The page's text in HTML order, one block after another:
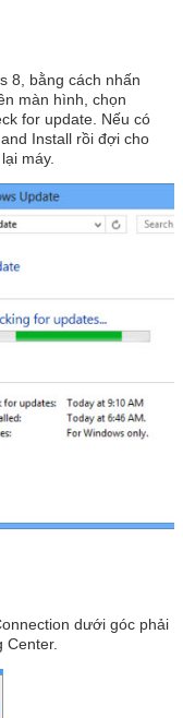
8, bằng cách nhấn
màn hình, chọn
for update. Nếu có
Install rồi đợi cho
máy.
dưới góc phải
Center.